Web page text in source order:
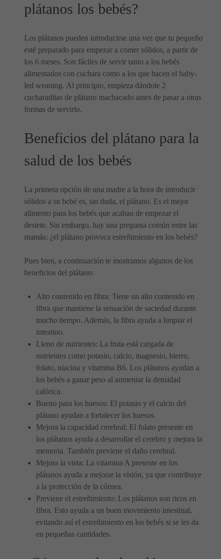
plátanos los bebés?
Los plátanos pueden introducirse una vez que tu pequeño
esté preparado para empezar a comer sólidos, a partir de
los 6 meses. Son fáciles de servir tanto a los bebés
alimentados con cuchara como a los que hacen el baby-
led weaning. Al principio, empieza dándole 2
cucharaditas de plátano machacado antes de pasar a otras
formas de servirlo.
Beneficios del plátano para la
salud de los bebés
La primera opción de una madre a la hora de introducir
sólidos a su bebé es, sin duda, el plátano. Es el mejor
alimento para los bebés que acaban de empezar el
destete. Sin embargo, hay una pregunta común entre las
mamás: ¿el plátano provoca estreñimiento en los bebés?
Pues bien, a continuación te mostramos algunos de los
beneficios del plátano:
Alto contenido en fibra: Tiene un alto contenido en
fibra que mantiene la sensación de saciedad durante
mucho tiempo. Además, la fibra ayuda a limpiar el
intestino.
Lleno de nutrientes: La fruta está cargada de
nutrientes como potasio, calcio, magnesio, hierro,
folato, niacina y vitamina B6. Los plátanos ayudan a
los bebés a ganar peso al aumentar la densidad
calórica.
Bueno para los huesos: El potasio y el calcio del
plátano ayudan a fortalecer los huesos.
Mejora la capacidad cerebral: El folato presente en
los plátanos ayuda a desarrollar el cerebro y mejora la
memoria. También previene el daño cerebral.
Mejora la vista: La vitamina A presente en los
plátanos ayuda a mejorar la visión, ya que contribuye
a la protección de la córnea.
Previene el estreñimiento: Los plátanos son ricos en
fibra. Esto ayuda a un buen movimiento intestinal,
evitando así el estreñimiento en los bebés si se les da
en pequeñas cantidades.